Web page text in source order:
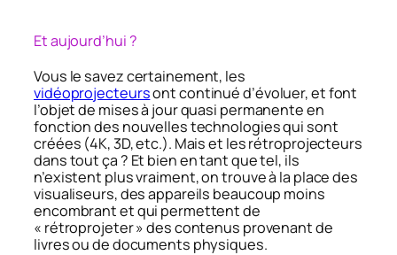
Et aujourd’hui ?
Vous le savez certainement, les
vidéoprojecteursont continué d’évoluer, et font
l’objet de mises à jour quasi permanente en
fonction des nouvelles technologies qui sont
créées (4K, 3D, etc.). Mais et les rétroprojecteurs
dans tout ça ? Et bien en tant que tel, ils
n’existent plus vraiment, on trouve à la place des
visualiseurs, des appareils beaucoup moins
encombrant et qui permettent de
« rétroprojeter » des contenus provenant de
livres ou de documents physiques.